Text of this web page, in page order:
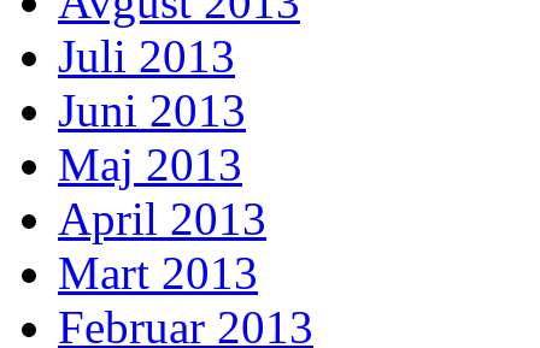
Juli 2013
Juni 2013
Maj 2013
April 2013
Mart 2013
Februar 2013